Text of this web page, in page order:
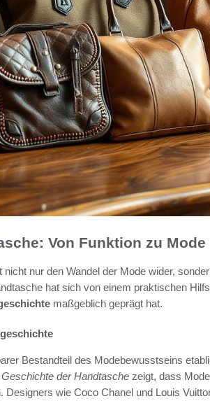
Von Funktion zu Mode
nur den Wandel der Mode wider,
hat sich von einem praktischen
maßgeblich geprägt hat.
Bestandteil des Modebewusstseins
Geschichte der Handtasche zeigt, dass
wie Coco Chanel und Louis